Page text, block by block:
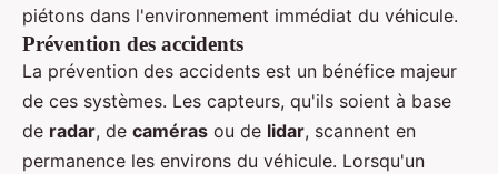
piétons dans l'environnement immédiat du véhicule.
Prévention des accidents
La prévention des accidents est un bénéfice majeur
de ces systèmes. Les capteurs, qu'ils soient à base
de radar, de caméras ou de lidar, scannent en
permanence les environs du véhicule. Lorsqu'un